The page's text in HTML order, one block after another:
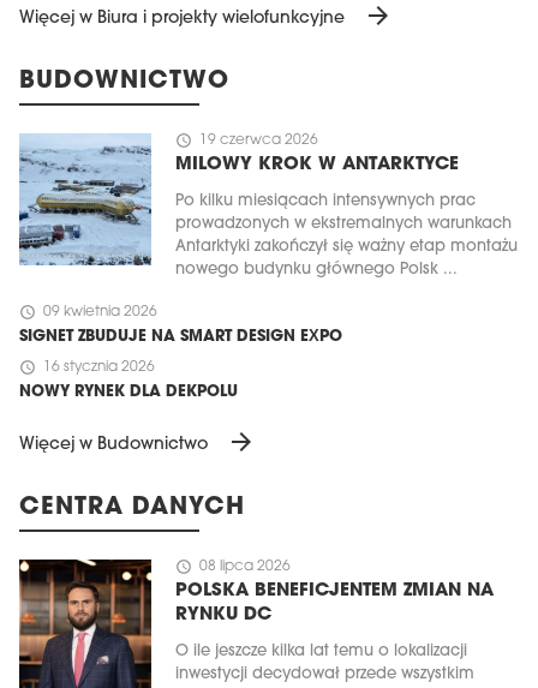
Więcej w Biura i projekty wielofunkcyjne arrow_forward
BUDOWNICTWO
schedule 19 czerwca 2026
MILOWY KROK W ANTARKTYCE
Po kilku miesiącach intensywnych prac
prowadzonych w ekstremalnych warunkach
Antarktyki zakończył się ważny etap montażu
nowego budynku głównego Polsk ...
schedule 09 kwietnia 2026
SIGNET ZBUDUJE NA SMART DESIGN EXPO
schedule 16 stycznia 2026
NOWY RYNEK DLA DEKPOLU
Więcej w Budownictwo arrow_forward
CENTRA DANYCH
schedule 08 lipca 2026
POLSKA BENEFICJENTEM ZMIAN NA
RYNKU DC
O ile jeszcze kilka lat temu o lokalizacji
inwestycji decydował przede wszystkim